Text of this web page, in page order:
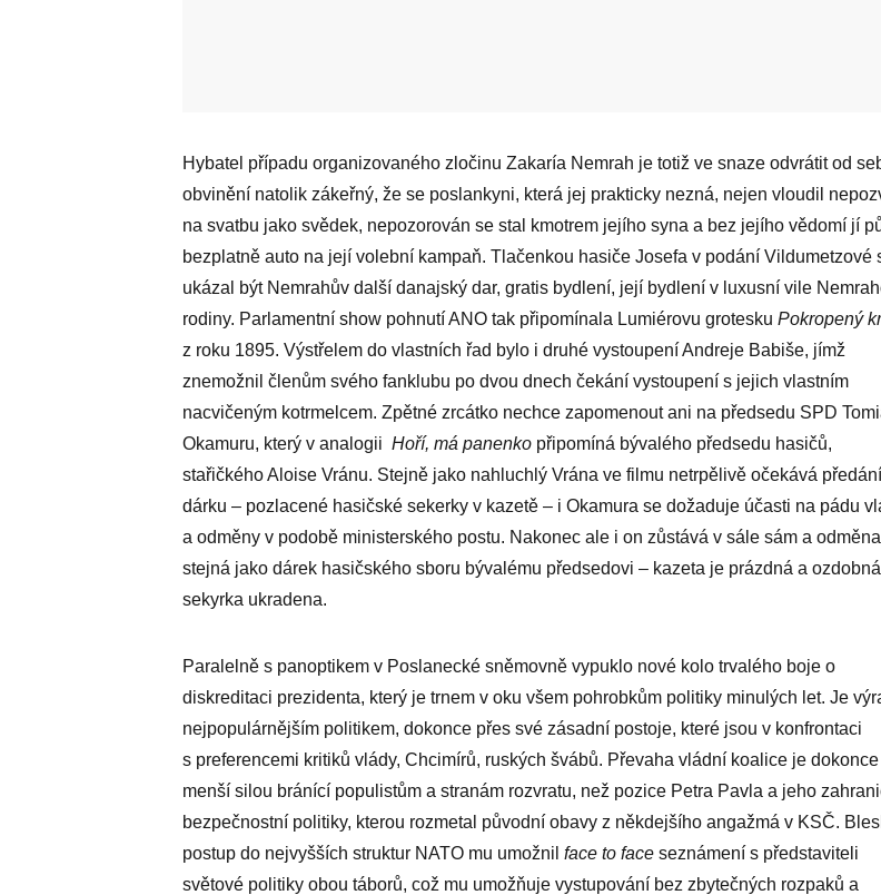
Hybatel případu organizovaného zločinu Zakaría Nemrah je totiž ve snaze odvrátit od
obvinění natolik zákeřný, že se poslankyni, která jej prakticky nezná, nejen vloudil
na svatbu jako svědek, nepozorován se stal kmotrem jejího syna a bez jejího vědomí jí
bezplatně auto na její volební kampaň. Tlačenkou hasiče Josefa v podání Vildumetzové
ukázal být Nemrahův další danajský dar, gratis bydlení, její bydlení v luxusní vile
rodiny. Parlamentní show pohnutí ANO tak připomínala Lumiérovu grotesku Pokropený
z roku 1895. Výstřelem do vlastních řad bylo i druhé vystoupení Andreje Babiše, jímž
znemožnil členům svého fanklubu po dvou dnech čekání vystoupení s jejich vlastním
nacvičeným kotrmelcem. Zpětné zrcátko nechce zapomenout ani na předsedu SPD
Okamuru, který v analogii Hoří, má panenko připomíná bývalého předsedu hasičů,
stařičkého Aloise Vránu. Stejně jako nahluchlý Vrána ve filmu netrpělivě očekává předání
dárku – pozlacené hasičské sekerky v kazetě – i Okamura se dožaduje účasti na pádu
a odměny v podobě ministerského postu. Nakonec ale i on zůstává v sále sám a
stejná jako dárek hasičského sboru bývalému předsedovi – kazeta je prázdná a ozdobná
sekyrka ukradena.
Paralelně s panoptikem v Poslanecké sněmovně vypuklo nové kolo trvalého boje o
diskreditaci prezidenta, který je trnem v oku všem pohrobkům politiky minulých let. Je
nejpopulárnějším politikem, dokonce přes své zásadní postoje, které jsou v konfrontaci
s preferencemi kritiků vlády, Chcimírů, ruských švábů. Převaha vládní koalice je dokonce
menší silou bránící populistům a stranám rozvratu, než pozice Petra Pavla a jeho
bezpečnostní politiky, kterou rozmetal původní obavy z někdejšího angažmá v KSČ.
postup do nejvyšších struktur NATO mu umožnil face to face seznámení s představiteli
světové politiky obou táborů, což mu umožňuje vystupování bez zbytečných rozpaků a